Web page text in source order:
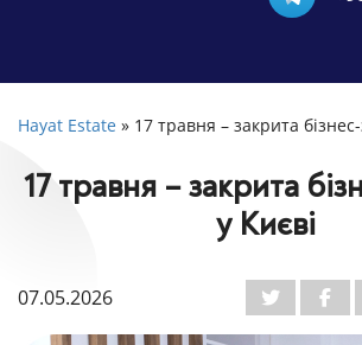
Hayat Estate » 17 травня – закрита бізнес-
17 травня – закрита
у Києві
07.05.2026